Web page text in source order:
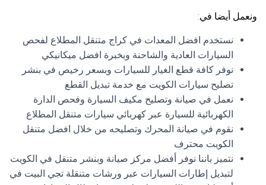
ونعمل أيضا في:
نستخدم افضل المعدات في كراج متنقل المطلاع لفحص
السيارات العادية والشاحنة وبخبرة افضل ميكانيكي
نوفر كافة قطع الغيار للسيارات وبسعر رخيص في بنشر
تصليح سيارات الكويت مع خدمة تبديل القطع
نعمل في صيانة وتصليح مكيف السيارة وفحص الدارة
الكهربائية للسيارة عبر كهربائي سيارات متنقل المطلاع
نقوم في صيانة المحرك وتصليحه من خلال افضل متنقل
الكويت محترف
نتميز باننا نوفر أفضل مركز صيانة وبنشر متنقل في الكويت
لتبديل إطارات السيارات عبر ورشات متنقلة تجي البيت في